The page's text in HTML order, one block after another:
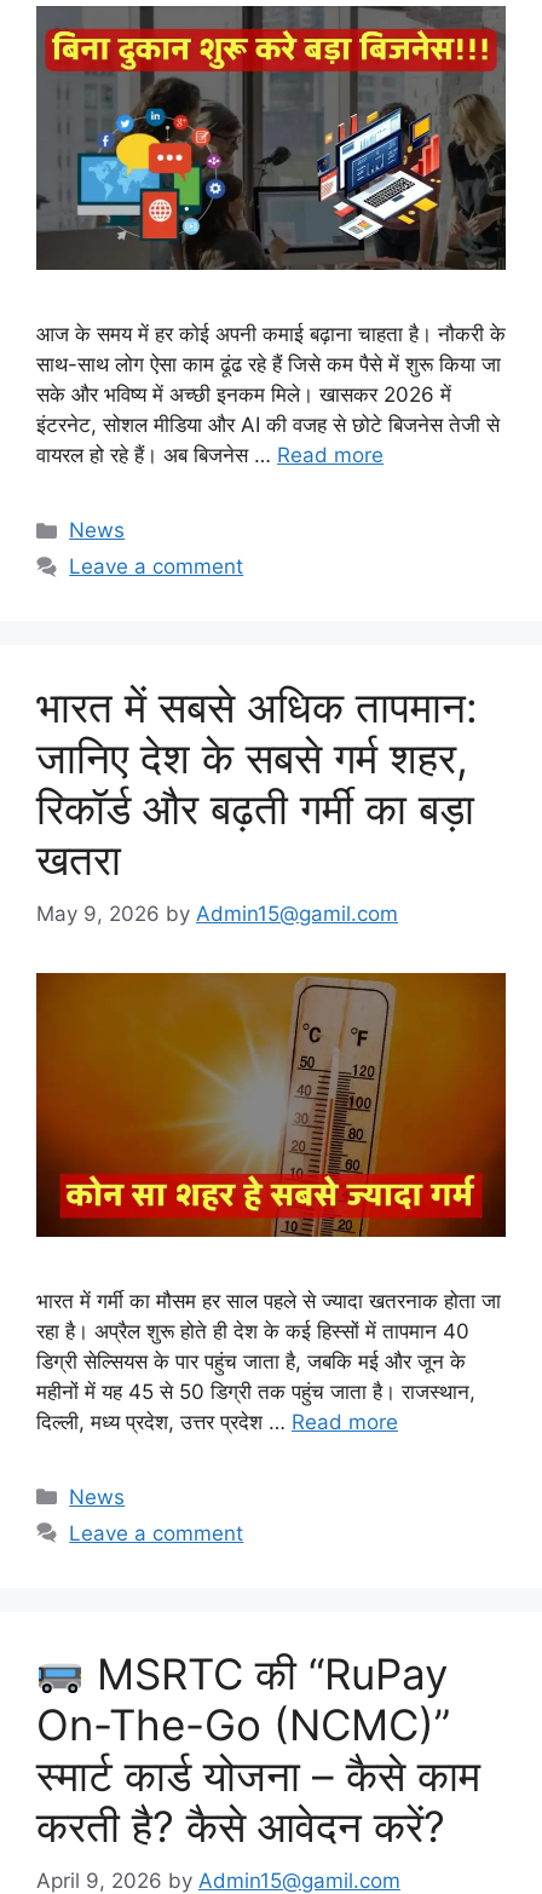
आज के समय में हर कोई अपनी कमाई बढ़ाना चाहता है। नौकरी के
साथ-साथ लोग ऐसा काम ढूंढ रहे हैं जिसे कम पैसे में शुरू किया जा
सके और भविष्य में अच्छी इनकम मिले। खासकर 2026 में
इंटरनेट, सोशल मीडिया और AI की वजह से छोटे बिजनेस तेजी से
वायरल हो रहे हैं। अब बिजनेस … Read more
Categories
News
Leave a comment
भारत में सबसे अधिक तापमान:
जानिए देश के सबसे गर्म शहर,
रिकॉर्ड और बढ़ती गर्मी का बड़ा
खतरा
May 9, 2026 by Admin15@gamil.com
भारत में गर्मी का मौसम हर साल पहले से ज्यादा खतरनाक होता जा
रहा है। अप्रैल शुरू होते ही देश के कई हिस्सों में तापमान 40
डिग्री सेल्सियस के पार पहुंच जाता है, जबकि मई और जून के
महीनों में यह 45 से 50 डिग्री तक पहुंच जाता है। राजस्थान,
दिल्ली, मध्य प्रदेश, उत्तर प्रदेश … Read more
Categories
News
Leave a comment
MSRTC की “RuPay
On-The-Go (NCMC)”
स्मार्ट कार्ड योजना – कैसे काम
करती है? कैसे आवेदन करें?
April 9, 2026 by Admin15@gamil.com